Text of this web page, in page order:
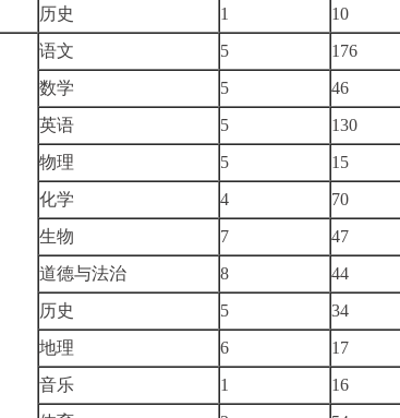
历史
1 10
语文 5
176
数学
5
46
英语
5
130
物理
5
15
化学
4
70
生物
7
47
道德与法治
8
44
历史
5
34
地理
6
17
音乐
1
16